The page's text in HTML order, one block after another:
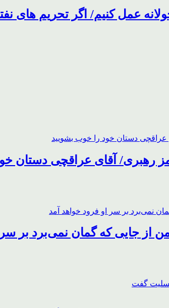
عمل کنیم/ اگر تحریم های
رهبری/ آقای عراقچی دستان
از جایی که گمان نمی‌برد بر سر